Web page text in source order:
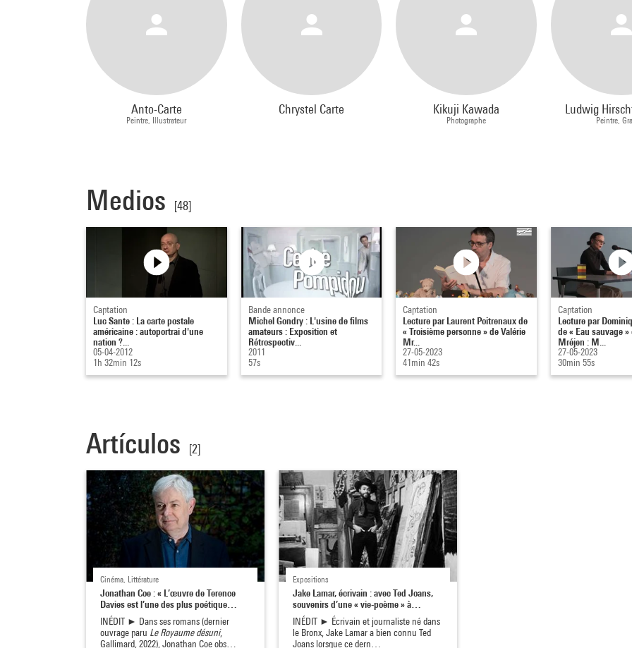
Anto-Carte
Peintre, Illustrateur
Chrystel Carte Kikuji Kawada
Photographe
Ludwig
Peintre,
Medios [48]
Captation
Luc Sante : La carte postale
américaine : autoportrai d'une
nation ?...
05-04-2012
1h 32min 12s
Bande annonce
Michel Gondry : L'usine de films
amateurs : Exposition et
Rétrospectiv...
2011
57s
Captation
Lecture par Laurent Poitrenaux de
« Troisième personne » de Valérie
Mr...
27-05-2023
41min 42s
Captation
Lecture par
de « Eau sauvage »
Mréjen : M...
27-05-2023
30min 55s
Artículos [2]
Cinéma, Littérature
Jonathan Coe : « L’œuvre de Terence
Davies est l’une des plus poétique…
INÉDIT ► Dans ses romans (dernier
ouvrage paru Le Royaume désuni,
Gallimard, 2022), Jonathan Coe obs…
Expositions
Jake Lamar, écrivain : avec Ted Joans,
souvenirs d’une « vie-poème » à…
INÉDIT ► Écrivain et journaliste né dans
le Bronx, Jake Lamar a bien connu Ted
Joans lorsque ce dern…